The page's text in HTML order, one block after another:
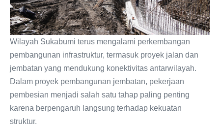
Wilayah Sukabumi terus mengalami perkembangan
pembangunan infrastruktur, termasuk proyek jalan dan
jembatan yang mendukung konektivitas antarwilayah.
Dalam proyek pembangunan jembatan, pekerjaan
pembesian menjadi salah satu tahap paling penting
karena berpengaruh langsung terhadap kekuatan
struktur.